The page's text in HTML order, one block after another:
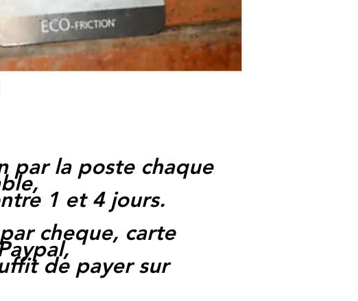
par la poste chaque
1 et 4 jours.
cheque, carte
de payer sur